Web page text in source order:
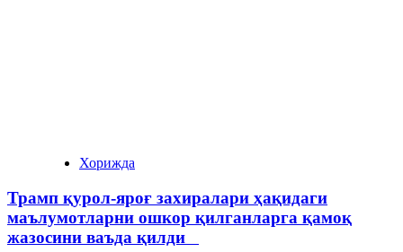
Хорижда
Трамп қурол-яроғ захиралари ҳақидаги
маълумотларни ошкор қилганларга қамоқ
жазосини ваъда қилди